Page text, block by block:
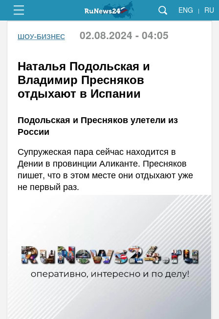
ENG | RU
ШОУ-БИЗНЕС 02.08.2024 - 04:05
Наталья Подольская и
Владимир Пресняков
отдыхают в Испании
Подольская и Пресняков улетели из
России
Супружеская пара сейчас находится в
Дении в провинции Аликанте. Пресняков
пишет, что в этом месте они отдыхают уже
не первый раз.